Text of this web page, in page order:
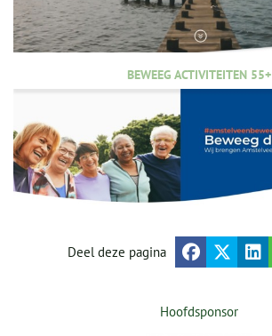
BEWEEG ACTIVITEITEN 55+
Deel deze pagina
Hoofdsponsor